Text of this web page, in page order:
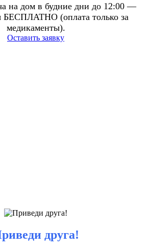
на дом в будние дни до 12:00 —
БЕСПЛАТНО (оплата только за
медикаменты).
Оставить заявку
друга!